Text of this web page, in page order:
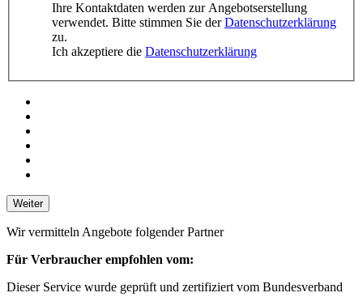
Ihre Kontaktdaten werden zur Angebotserstellung
verwendet. Bitte stimmen Sie derDatenschutzerklärung
zu.
Ich akzeptiere die Datenschutzerklärung
Weiter
Wir vermitteln Angebote folgender Partner
Für Verbraucher empfohlen vom:
Dieser Service wurde geprüft und zertifiziert vom Bundesverband